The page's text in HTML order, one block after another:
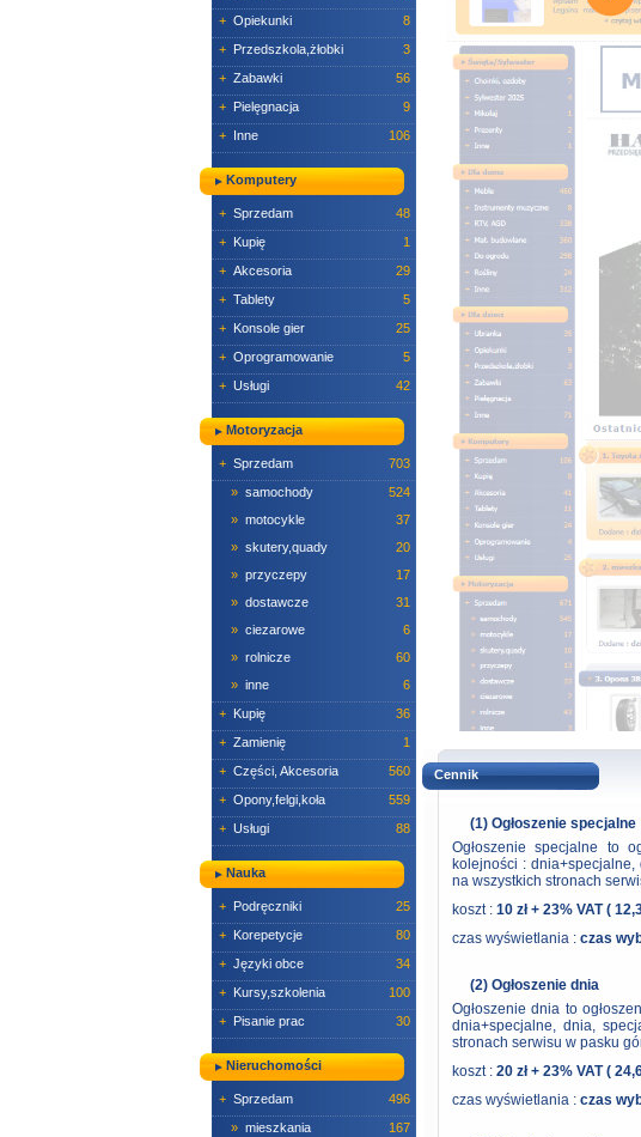
+ Opiekunki
8
+ Przedszkola,żłobki
3
+ Zabawki
56
+ Pielęgnacja
9
+ Inne 106
Komputery
+ Sprzedam
48
+ Kupię
1
+ Akcesoria
29
+ Tablety
5
+ Konsole gier
25
+ Oprogramowanie
5
+ Usługi 42
Motoryzacja
+ Sprzedam
703
» samochody
524
» motocykle
37
» skutery,quady
20
» przyczepy
17
» dostawcze
31
» ciezarowe
6
» rolnicze
60
» inne
6
+ Kupię
36
+ Zamienię
1
+ Części, Akcesoria
560
+ Opony,felgi,koła
559
+ Usługi 88
Nauka
+ Podręczniki
25
+ Korepetycje
80
+ Języki obce
34
+ Kursy,szkolenia
100
+ Pisanie prac 30
Nieruchomości
+ Sprzedam
496
» mieszkania
167
Cennik
(1) Ogłoszenie specjalne
Ogłoszenie specjalne to
kolejności :
na wszystkich stronach
koszt : 10 zł + 23% VAT (
czas wyświetlania : czas
(2) Ogłoszenie dnia
Ogłoszenie dnia to
dnia+specjalne, dnia,
stronach serwisu w pasku
koszt : 20 zł + 23% VAT (
czas wyświetlania : czas